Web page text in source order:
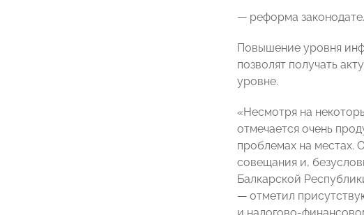
— реформа
Повышение уровня
позволят получать
уровне.
«Несмотря на
отмечается очень
проблемах на местах.
совещания и,
Балкарской
— отметил